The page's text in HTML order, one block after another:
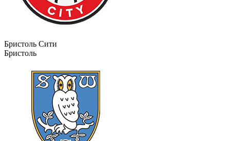
Бристоль Сити
Бристоль